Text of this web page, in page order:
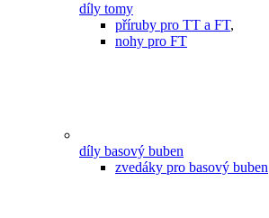
díly tomy
příruby pro TT a FT,
nohy pro FT
díly basový buben
zvedáky pro basový buben